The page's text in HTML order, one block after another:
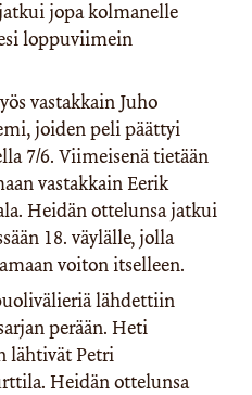
jopa kolmanelle
loppuviimein
vastakkain Juho
joiden peli päättyi
7/6. Viimeisenä tietään
vastakkain Eerik
Heidän ottelunsa jatkui
18. väylälle, jolla
voiton itselleen.
lähdettiin
perään. Heti
lähtivät Petri
Heidän ottelunsa